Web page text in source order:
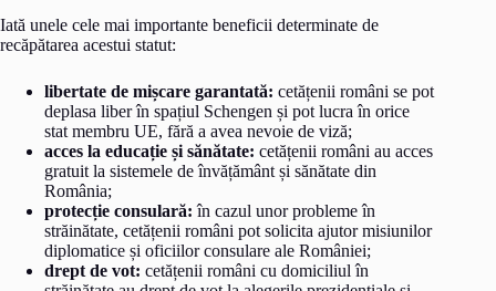
Iată unele cele mai importante beneficii determinate de
recăpătarea acestui statut:
libertate de mișcare garantată: cetățenii români se pot
deplasa liber în spațiul Schengen și pot lucra în orice
stat membru UE, fără a avea nevoie de viză;
acces la educație și sănătate: cetățenii români au acces
gratuit la sistemele de învățământ și sănătate din
România;
protecție consulară: în cazul unor probleme în
străinătate, cetățenii români pot solicita ajutor misiunilor
diplomatice și oficiilor consulare ale României;
drept de vot: cetățenii români cu domiciliul în